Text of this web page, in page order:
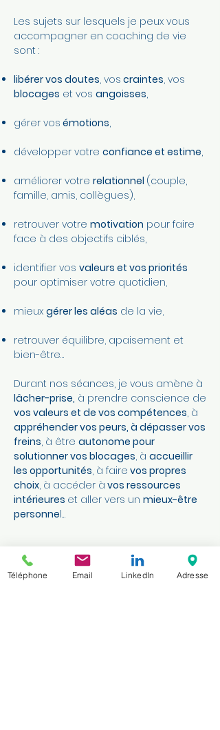
Les sujets sur lesquels je peux vous
accompagner en coaching de vie
sont :
libérer vos doutes, vos craintes, vos
blocages et vos angoisses,
gérer vos émotions,
développer votre confiance et estime,
améliorer votre relationnel (couple,
famille, amis, collègues),
retrouver votre motivation pour faire
face à des objectifs ciblés,
identifier vos valeurs et vos priorités
pour optimiser votre quotidien,
mieux gérer les aléas de la vie,
retrouver équilibre, apaisement et
bien-être…
Durant nos séances, je vous amène à
lâcher-prise, à prendre conscience de
vos valeurs et de vos compétences, à
appréhender vos peurs, à dépasser vos
freins, à être autonome pour
solutionner vos blocages, à accueillir
les opportunités, à faire vos propres
choix, à accéder à vos ressources
intérieures et aller vers un mieux-être
personnel…
Ouvrons le champ des
Téléphone Email LinkedIn Adresse